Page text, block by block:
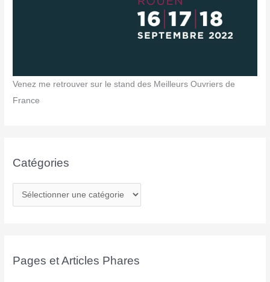
Venez me retrouver sur le stand des Meilleurs Ouvriers de
France
Catégories
Pages et Articles Phares